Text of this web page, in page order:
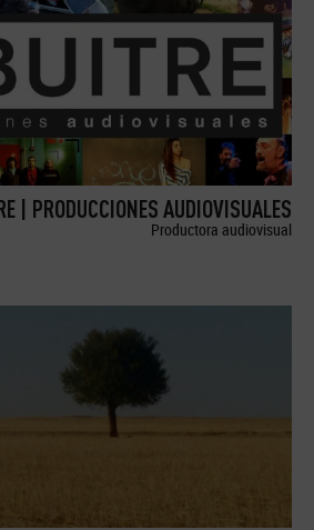
| PRODUCCIONES AUDIOVISUALES
Productora audiovisual